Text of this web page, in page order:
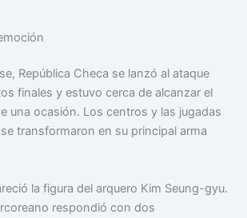
República Checa se lanzó al ataque
finales y estuvo cerca de alcanzar el
una ocasión. Los centros y las jugadas
transformaron en su principal arma
la figura del arquero Kim Seung-gyu.
respondió con dos